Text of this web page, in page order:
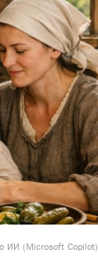
ИИ (Microsoft Copilot)